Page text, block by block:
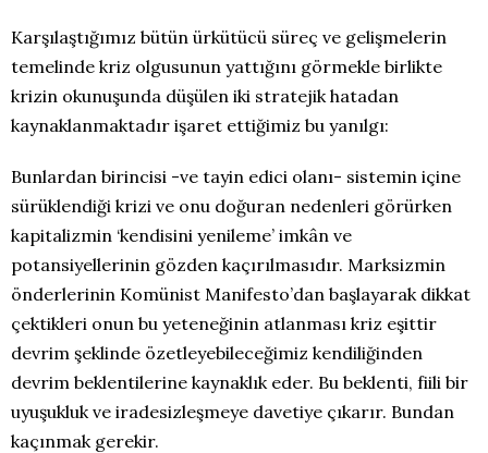
Karşılaştığımız bütün ürkütücü süreç ve gelişmelerin
temelinde kriz olgusunun yattığını görmekle birlikte
krizin okunuşunda düşülen iki stratejik hatadan
kaynaklanmaktadır işaret ettiğimiz bu yanılgı:
Bunlardan birincisi -ve tayin edici olanı- sistemin içine
sürüklendiği krizi ve onu doğuran nedenleri görürken
kapitalizmin ‘kendisini yenileme’ imkân ve
potansiyellerinin gözden kaçırılmasıdır. Marksizmin
önderlerinin Komünist Manifesto’dan başlayarak dikkat
çektikleri onun bu yeteneğinin atlanması kriz eşittir
devrim şeklinde özetleyebileceğimiz kendiliğinden
devrim beklentilerine kaynaklık eder. Bu beklenti, fiili bir
uyuşukluk ve iradesizleşmeye davetiye çıkarır. Bundan
kaçınmak gerekir.